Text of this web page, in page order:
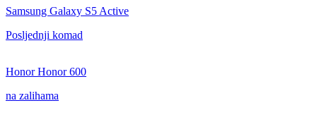
Samsung Galaxy S5 Active
Posljednji komad
Honor Honor 600
na zalihama